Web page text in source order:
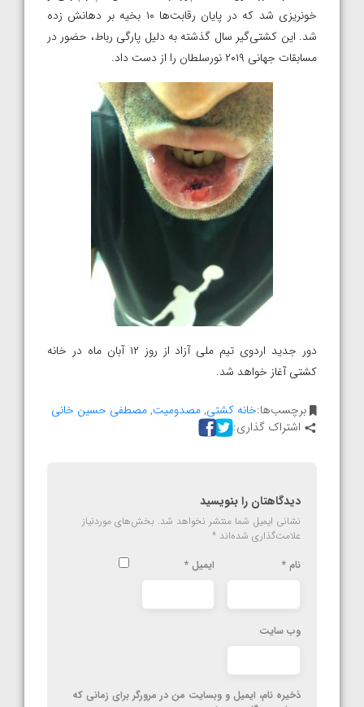
خونریزی شد که در پایان رقابت‌ها ۱۰ بخیه بر دهانش زده
شد. این کشتی‌گیر سال گذشته به دلیل پارگی رباط، حضور در
مسابقات جهانی ۲۰۱۹ نورسلطان را از دست داد.
دور جدید اردوی تیم ملی آزاد از روز ۱۲ آبان ماه در خانه
کشتی آغاز خواهد شد.
برچسب‌ها:خانه کشتی,مصدومیت,مصطفی حسین خانی
اشتراک گذاری:
دیدگاهتان را بنویسید
نشانی ایمیل شما منتشر نخواهد شد. بخش‌های موردنیاز
علامت‌گذاری شده‌اند *
نام * ایمیل *
وب‌ سایت
ذخیره نام، ایمیل و وبسایت من در مرورگر برای زمانی که